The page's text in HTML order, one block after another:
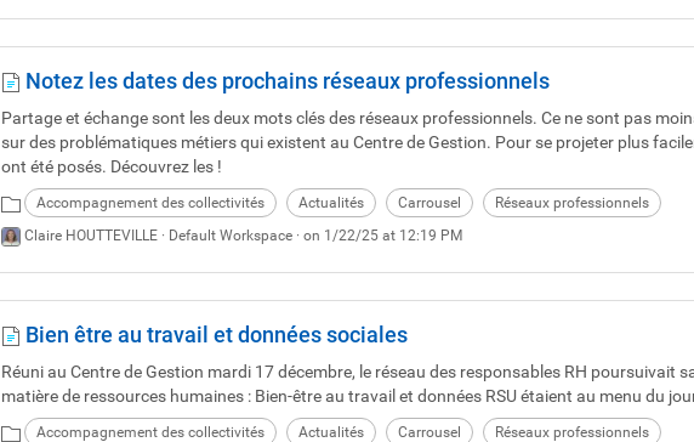
Notez les dates des prochains réseaux professionnels
Partage et échange sont les deux mots clés des réseaux professionnels. Ce ne sont pas
sur des problématiques métiers qui existent au Centre de Gestion. Pour se projeter plus
ont été posés. Découvrez les !
Accompagnement des collectivités Actualités Carrousel
Réseaux professionnels
Claire HOUTTEVILLE · Default Workspace · on 1/22/25 at 12:19 PM
Bien être au travail et données sociales
Réuni au Centre de Gestion mardi 17 décembre, le réseau des responsables RH poursuivait
matière de ressources humaines : Bien-être au travail et données RSU étaient au menu du
Accompagnement des collectivités Actualités Carrousel
Réseaux professionnels